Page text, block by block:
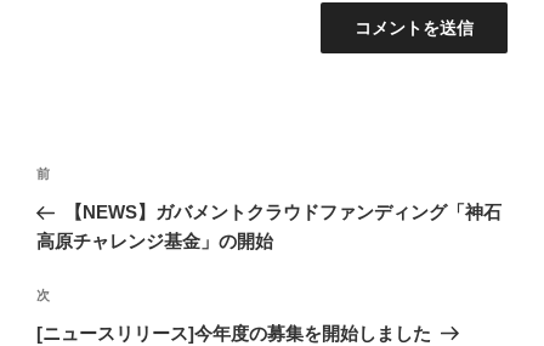
投
ナ
ゲ
ー
前
の
投
前
【NEWS】ガバメントクラウドファンディング「神石
高原チャレンジ基金」の開始
次
の
次
[ニュースリリース]今年度の募集を開始しました